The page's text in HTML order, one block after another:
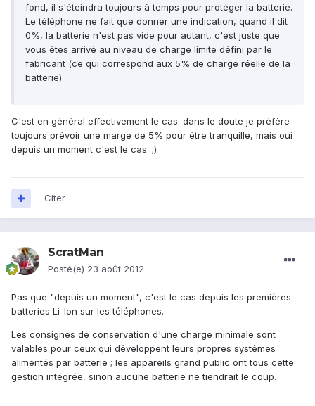
fond, il s'éteindra toujours à temps pour protéger la batterie.
Le téléphone ne fait que donner une indication, quand il dit
0%, la batterie n'est pas vide pour autant, c'est juste que
vous êtes arrivé au niveau de charge limite défini par le
fabricant (ce qui correspond aux 5% de charge réelle de la
batterie).
C'est en général effectivement le cas. dans le doute je préfère
toujours prévoir une marge de 5% pour être tranquille, mais oui
depuis un moment c'est le cas. ;)
Citer
ScratMan
Posté(e) 23 août 2012
Pas que "depuis un moment", c'est le cas depuis les premières
batteries Li-Ion sur les téléphones.
Les consignes de conservation d'une charge minimale sont
valables pour ceux qui développent leurs propres systèmes
alimentés par batterie ; les appareils grand public ont tous cette
gestion intégrée, sinon aucune batterie ne tiendrait le coup.